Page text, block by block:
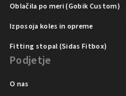
Oblačila po meri (Gobik Custom)
Izposoja koles in opreme
Fitting stopal (Sidas Fitbox)
Podjetje
O nas